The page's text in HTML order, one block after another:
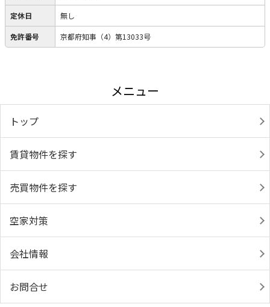
定休日 無し
免許番号 京都府知事（4）第13033号
メニュー
トップ
賃貸物件を探す
売買物件を探す
空家対策
会社情報
お問合せ